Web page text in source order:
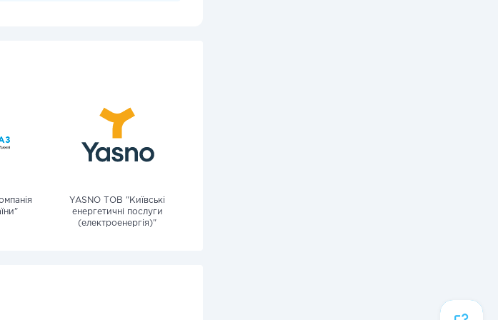
YASNO ТОВ "Київські
енергетичні послуги
(електроенергія)"